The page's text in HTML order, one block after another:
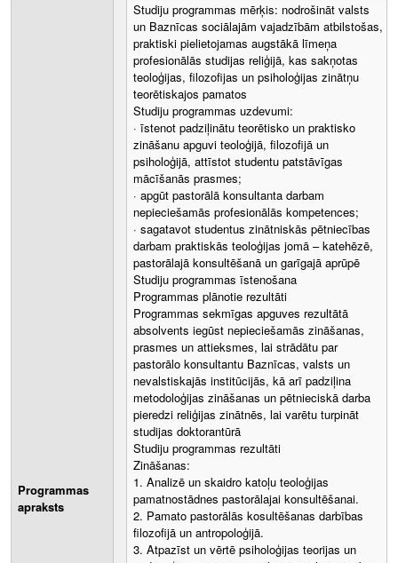
Programmas
apraksts
Studiju programmas mērķis: nodrošināt valsts
un Baznīcas sociālajām vajadzībām atbilstošas,
praktiski pielietojamas augstākā līmeņa
profesionālās studijas reliģijā, kas sakņotas
teoloģijas, filozofijas un psiholoģijas zinātņu
teorētiskajos pamatos
Studiju programmas uzdevumi:
· īstenot padziļinātu teorētisko un praktisko
zināšanu apguvi teoloģijā, filozofijā un
psiholoģijā, attīstot studentu patstāvīgas
mācīšanās prasmes;
· apgūt pastorālā konsultanta darbam
nepieciešamās profesionālās kompetences;
· sagatavot studentus zinātniskās pētniecības
darbam praktiskās teoloģijas jomā – katehēzē,
pastorālajā konsultēšanā un garīgajā aprūpē
Studiju programmas īstenošana
Programmas plānotie rezultāti
Programmas sekmīgas apguves rezultātā
absolvents iegūst nepieciešamās zināšanas,
prasmes un attieksmes, lai strādātu par
pastorālo konsultantu Baznīcas, valsts un
nevalstiskajās institūcijās, kā arī padziļina
metodoloģijas zināšanas un pētnieciskā darba
pieredzi reliģijas zinātnēs, lai varētu turpināt
studijas doktorantūrā
Studiju programmas rezultāti
Zināšanas:
1. Analizē un skaidro katoļu teoloģijas
pamatnostādnes pastorālajai konsultēšanai.
2. Pamato pastorālās kosultēšanas darbības
filozofijā un antropoloģijā.
3. Atpazīst un vērtē psiholoģijas teorijas un